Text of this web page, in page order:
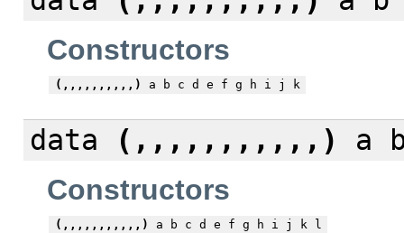
Constructors
(,,,,,,,,,,) a b c d e f g h i j k
data (,,,,,,,,,,,)
a
Constructors
(,,,,,,,,,,,) a b c d e f g h i j k l